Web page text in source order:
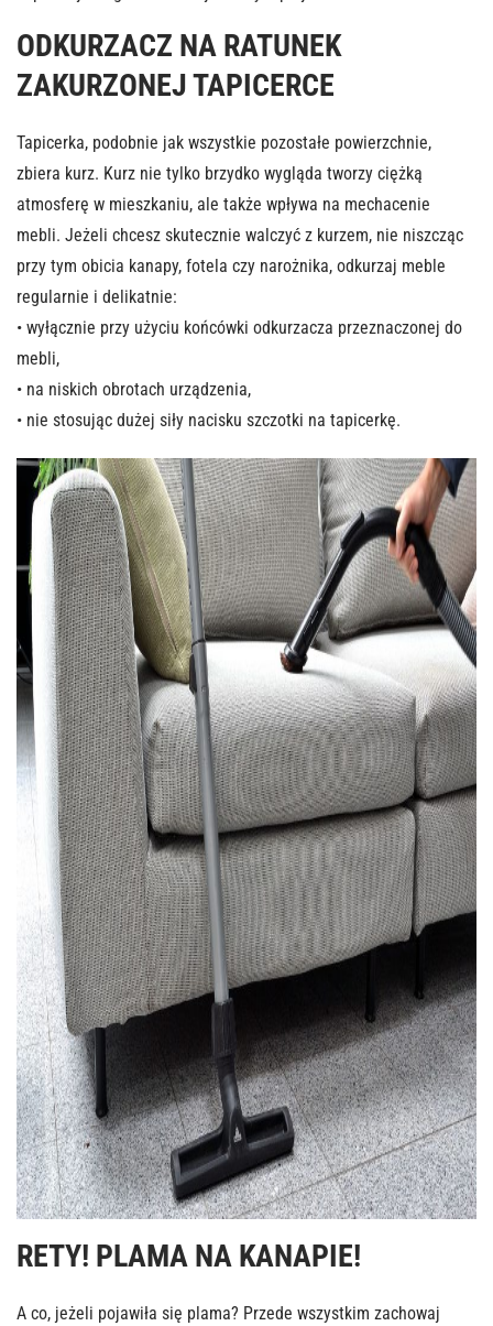
ODKURZACZ NA RATUNEK
ZAKURZONEJ TAPICERCE
Tapicerka, podobnie jak wszystkie pozostałe powierzchnie,
zbiera kurz. Kurz nie tylko brzydko wygląda tworzy ciężką
atmosferę w mieszkaniu, ale także wpływa na mechacenie
mebli. Jeżeli chcesz skutecznie walczyć z kurzem, nie niszcząc
przy tym obicia kanapy, fotela czy narożnika, odkurzaj meble
regularnie i delikatnie:
• wyłącznie przy użyciu końcówki odkurzacza przeznaczonej do
mebli,
• na niskich obrotach urządzenia,
• nie stosując dużej siły nacisku szczotki na tapicerkę.
RETY! PLAMA NA KANAPIE!
A co, jeżeli pojawiła się plama? Przede wszystkim zachowaj